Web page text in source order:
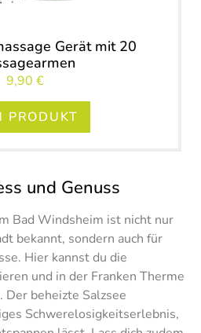
Gerät mit 20
9,90 €
PRODUKT
und Genuss
Bad Windsheim ist nicht nur
bekannt, sondern auch für
Hier kannst du die
und in der Franken Therme
beheizte Salzsee
Schwerelosigkeitserlebnis,